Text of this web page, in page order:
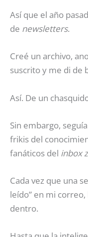
Así que el año
de newsletters.
Creé un archivo,
suscrito y me di de
Así. De un
Sin embargo,
frikis del
fanáticos del inbox
Cada vez que una
leído” en mi
dentro.